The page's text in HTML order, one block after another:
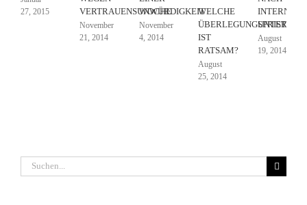
27, 2015
VERTRAUENSUNWÜRDIGKEIT
November
21, 2014
WOCHE
November
4, 2014
WELCHE
ÜBERLEGUNGSFRIST
IST
RATSAM?
August
25, 2014
INTERNEN
August
19, 2014
Suche
nach: